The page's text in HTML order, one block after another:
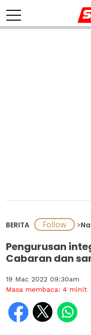
BERITA >
Pengurusan
Cabaran dan
19 Mac 2022 09:30am
Masa membaca: 4 minit